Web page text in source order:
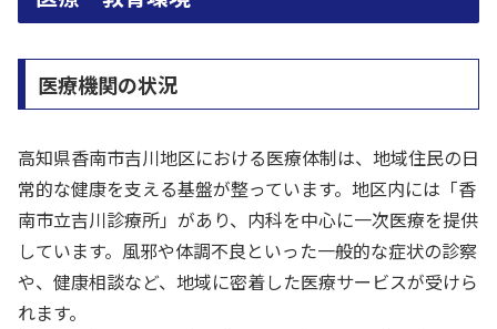
医療機関の状況
高知県香南市吉川地区における医療体制は、地域住民の日
常的な健康を支える基盤が整っています。地区内には「香
南市立吉川診療所」があり、内科を中心に一次医療を提供
しています。風邪や体調不良といった一般的な症状の診察
や、健康相談など、地域に密着した医療サービスが受けら
れます。